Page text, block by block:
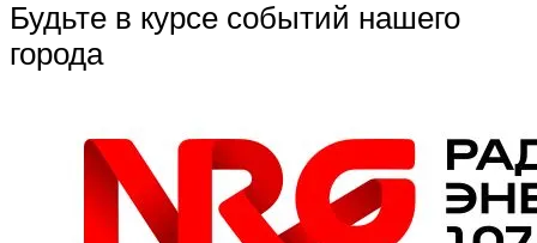
Будьте в курсе событий нашего
города